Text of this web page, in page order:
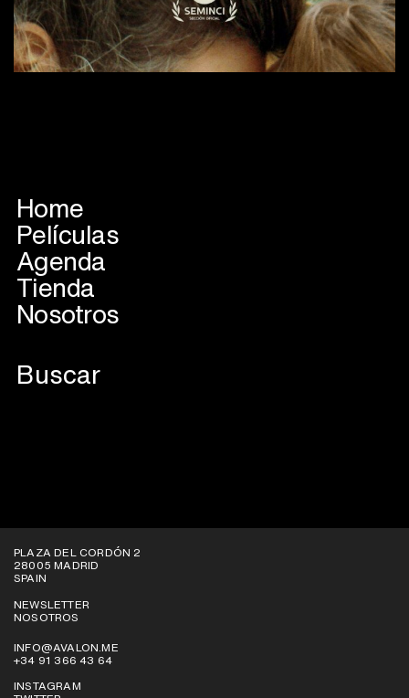
Home
Películas
Agenda
Tienda
Nosotros
PLAZA DEL CORDÓN 2
28005 MADRID
SPAIN
NEWSLETTER
NOSOTROS
INFO@AVALON.ME
+34 91 366 43 64
INSTAGRAM